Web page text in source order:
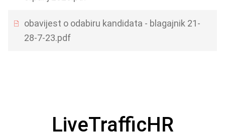
obavijest o odabiru kandidata - blagajnik 21-
28-7-23.pdf
LiveTrafficHR